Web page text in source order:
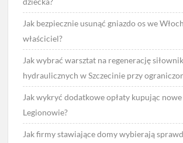
Jak bezpiecznie usunąć gniazdo os we
właściciel?
Jak wybrać warsztat na regenerację
hydraulicznych w Szczecinie przy
Jak wykryć dodatkowe opłaty kupując
Legionowie?
Jak firmy stawiające domy wybierają